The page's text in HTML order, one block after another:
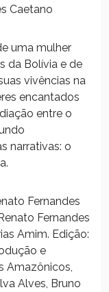
Caetano
uma mulher
da Bolívia e de
vivências na
encantados
entre o
narrativas: o
Fernandes
Fernandes
Amim. Edição:
e
Amazônicos,
Alves, Bruno